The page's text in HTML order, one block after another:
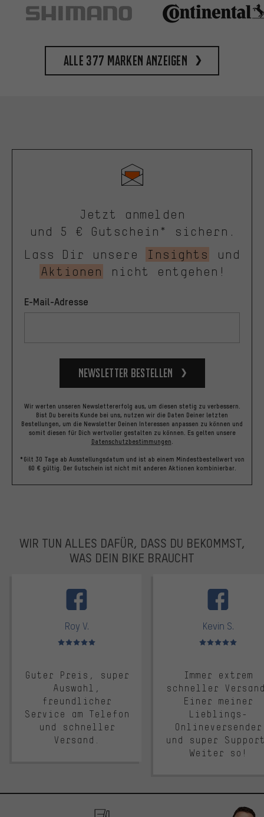
Alle 377 Marken anzeigen
Jetzt anmelden
und 5 € Gutschein* sichern.
Lass Dir unsere
Insights
und
Aktionen
nicht entgehen!
E-Mail-Adresse
Newsletter bestellen
Wir werten unseren Newslettererfolg aus, um diesen stetig zu verbessern.
Bist Du bereits Kunde bei uns, nutzen wir die Daten Deiner letzten
Bestellungen, um die Newsletter Deinen Interessen anpassen zu können und
somit diesen für Dich wertvoller gestalten zu können. Es gelten unsere
Datenschutzbestimmungen.
*Gilt 30 Tage ab Ausstellungsdatum und ist ab einem Mindestbestellwert von
60 € gültig. Der Gutschein ist nicht mit anderen Aktionen kombinierbar.
WIR TUN ALLES DAFÜR, DASS DU BEKOMMST,
WAS DEIN BIKE BRAUCHT
Roy V.
Bewertungen: 5 von 5
Guter Preis, super
Auswahl,
freundlicher
Service am Telefon
und schneller
Versand.
Kevin S.
Bewertungen: 5 von 5
Immer extrem
schneller
Einer meiner
Lieblings-
Onlineversender
und super
Weiter so!